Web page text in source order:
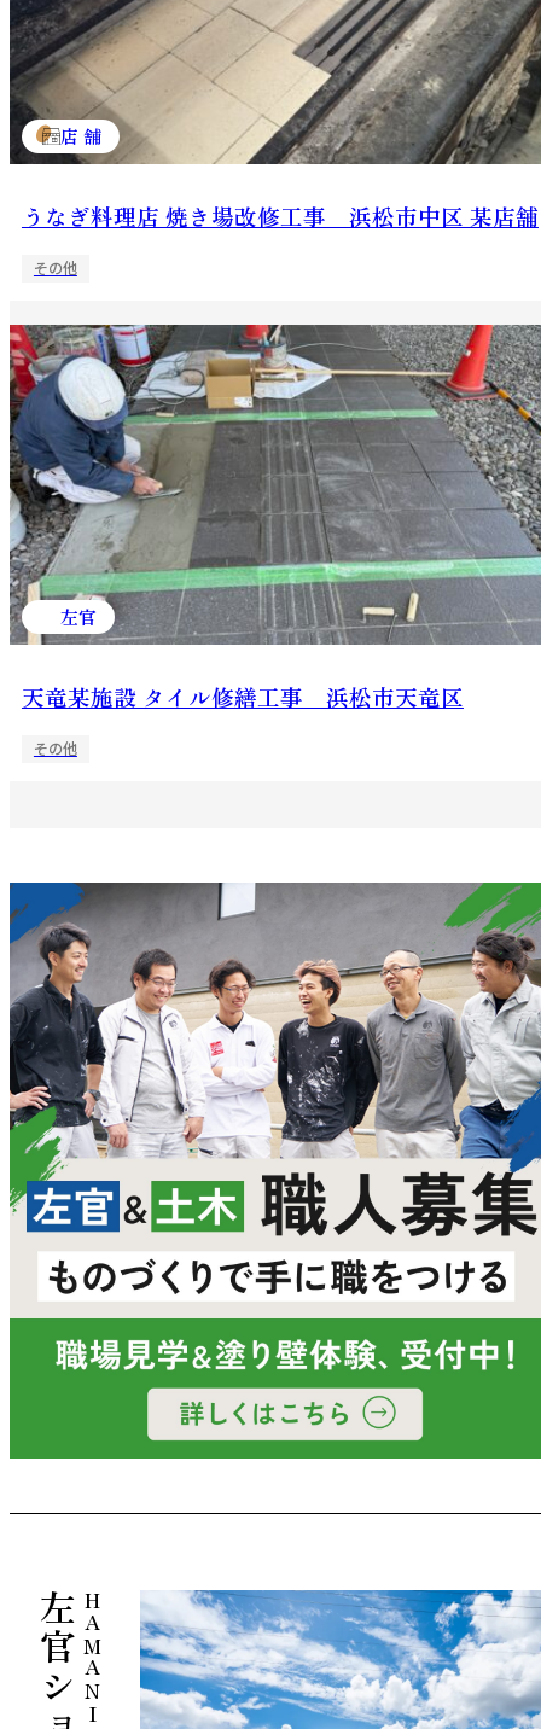
店 舗
うなぎ料理店 焼き場改修工事 浜松市中区 某店舗
その他
左官
天竜某施設 タイル修繕工事 浜松市天竜区
その他
HAMANI